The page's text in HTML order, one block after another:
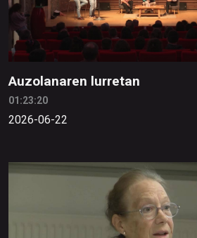
Auzolanaren lurretan
01:23:20
2026-06-22